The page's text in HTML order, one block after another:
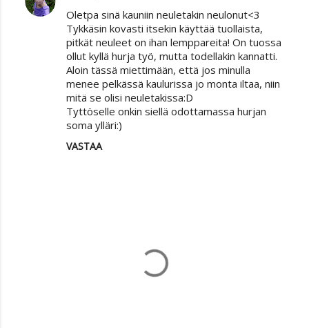
Oletpa sinä kauniin neuletakin neulonut<3
Tykkäsin kovasti itsekin käyttää tuollaista,
pitkät neuleet on ihan lemppareita! On tuossa
ollut kyllä hurja työ, mutta todellakin kannatti.
Aloin tässä miettimään, että jos minulla
menee pelkässä kaulurissa jo monta iltaa, niin
mitä se olisi neuletakissa:D
Tyttöselle onkin siellä odottamassa hurjan
soma ylläri:)
VASTAA